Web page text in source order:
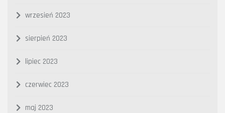
wrzesień 2023
sierpień 2023
lipiec 2023
czerwiec 2023
maj 2023